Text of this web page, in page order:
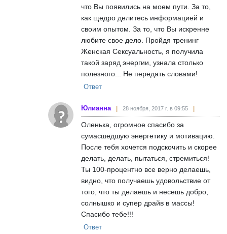
что Вы появились на моем пути. За то,
как щедро делитесь информацией и
своим опытом. За то, что Вы искренне
любите свое дело. Пройдя тренинг
Женская Сексуальность, я получила
такой заряд энергии, узнала столько
полезного... Не передать словами!
Ответ
Юлианна 28 ноября, 2017 г. в 09:55
Оленька, огромное спасибо за
сумасшедшую энергетику и мотивацию.
После тебя хочется подскочить и скорее
делать, делать, пытаться, стремиться!
Ты 100-процентно все верно делаешь,
видно, что получаешь удовольствие от
того, что ты делаешь и несешь добро,
солнышко и супер драйв в массы!
Спасибо тебе!!!
Ответ